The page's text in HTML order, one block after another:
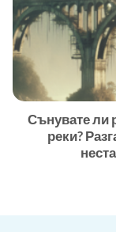
Сънувате ли
реки?